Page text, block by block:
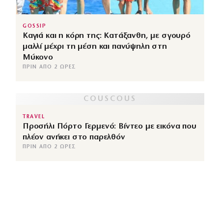
GOSSIP
Καγιά και η κόρη της: Κατάξανθη, με σγουρό
μαλλί μέχρι τη μέση και πανύψηλη στη
Μύκονο
ΠΡΙΝ ΑΠΌ 2 ΏΡΕΣ
TRAVEL
Προσήλι Πόρτο Γερμενό: Βίντεο με εικόνα που
πλέον ανήκει στο παρελθόν
ΠΡΙΝ ΑΠΌ 2 ΏΡΕΣ